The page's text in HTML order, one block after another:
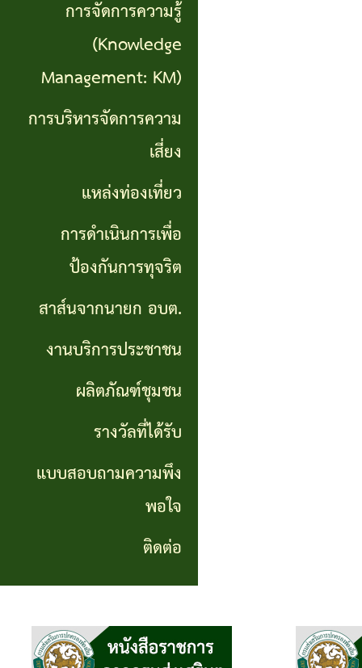
การ
ดำเนิน
การ
เพื่อ
ทุจริต
สาส์น
นายก
อบต.
งาน
บริการ
ประชาชน
ผลิตภัณฑ์
รางวัล
ที่ได้
รับ
การจัดการความรู้
(Knowledge
Management: KM)
การบริหารจัดการความ
เสี่ยง
แหล่งท่องเที่ยว
การดำเนินการเพื่อ
ป้องกันการทุจริต
สาส์นจากนายก อบต.
งานบริการประชาชน
ผลิตภัณฑ์ชุมชน
รางวัลที่ได้รับ
แบบสอบถามความพึง
พอใจ
ติดต่อ